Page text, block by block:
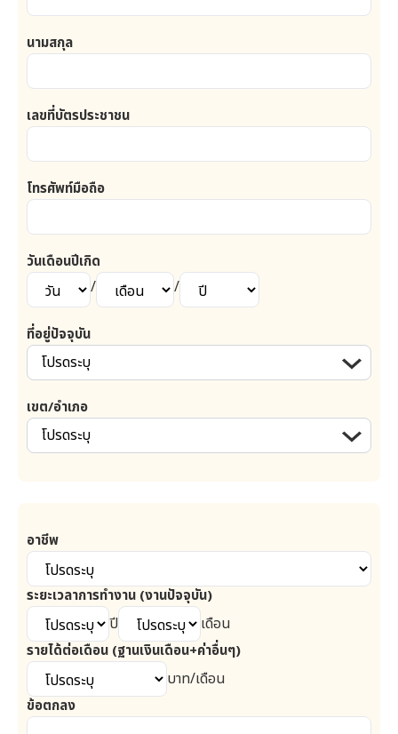
นามสกุล
เลขที่บัตรประชาชน
โทรศัพท์มือถือ
วันเดือนปีเกิด
/ /
ที่อยู่ปัจจุบัน
โปรดระบุ
เขต/อำเภอ
โปรดระบุ
อาชีพ
ระยะเวลาการทำงาน (งานปัจจุบัน)
ปี เดือน
รายได้ต่อเดือน (ฐานเงินเดือน+ค่าอื่นๆ)
บาท/เดือน
ข้อตกลง